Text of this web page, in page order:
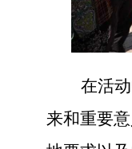
在活
来和重要